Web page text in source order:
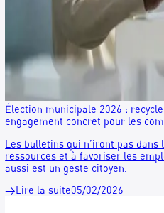
Récolement des archives
savoir avant les municipales
À chaque renouvellement
effectuer une opération
récolement des archives.
essentielle pour garantir la
transparence démocratique
comme de la collectivité. Mais
Quand doit-on le faire ? Et
devenues éliminables à
dans le sujet.